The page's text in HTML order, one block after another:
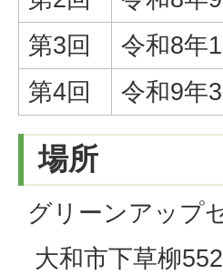
第3回
令和8年
第4回
令和9年
場所
グリーンアップ
大和市下草柳